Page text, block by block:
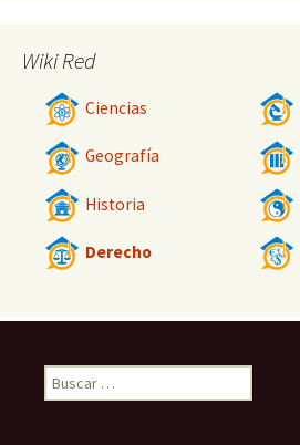
Wiki Red
Ciencias
Geografía
Historia
Derecho
Buscar: